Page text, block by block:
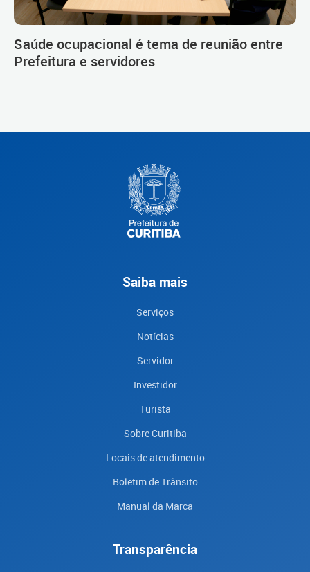
Saúde ocupacional é tema de reunião entre
Prefeitura e servidores
Saiba mais
Serviços
Notícias
Servidor
Investidor
Turista
Sobre Curitiba
Locais de atendimento
Boletim de Trânsito
Manual da Marca
Transparência